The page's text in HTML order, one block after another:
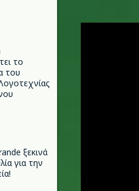
το
του
ξεκινά
για την
m.jpg